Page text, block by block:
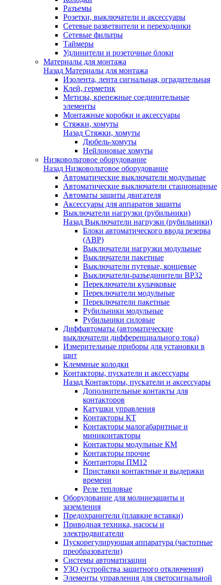
Разъемы
Розетки, выключатели и аксессуары
Сетевые разветвители и переходники
Сетевые фильтры
Таймеры
Удлинители и розеточные блоки
Материалы для монтажа
Назад Материалы для монтажа
Изолента, лента сигнальная, оградительная
Клей, герметик
Метизы, крепежные соединительные
элементы
Монтажные коробки и аксессуары
Стяжки, хомуты
Назад Стяжки, хомуты
Дюбель-хомуты
Нейлоновые хомуты
Низковольтовое оборудование
Назад Низковольтовое оборудование
Автоматические выключатели модульные
Автоматические выключатели стационарные
Автоматы защиты двигателя
Аксессуары для аппаратов защиты
Выключатели нагрузки (рубильники)
Назад Выключатели нагрузки (рубильники)
Блоки автоматического ввода резерва
(АВР)
Выключатели нагрузки модульные
Выключатели пакетные
Выключатели путевые, концевые
Выключатели-разъединители ВР32
Переключатели кулачковые
Переключатели модульные
Переключатели пакетные
Рубильники модульные
Рубильники силовые
Диффавтоматы (автоматические
выключатели дифференциального тока)
Измерительные приборы для установки в
щит
Клеммные колодки
Контакторы, пускатели и аксессуары
Назад Контакторы, пускатели и аксессуары
Дополнительные контакты для
контакторов
Катушки управления
Контакторы КТ
Контакторы малогабаритные и
миниконтакторы
Контакторы модульные КМ
Контакторы прочие
Контанторы ПМ12
Приставки контактные и выдержки
времени
Реле тепловые
Оборудование для молниезащиты и
заземления
Предохранители (плавкие вставки)
Приводная техника, насосы и
электродвигатели
Пускорегулирующая аппаратура (частотные
преобразователи)
Системы автоматизации
УЗО (устройства защитного отключения)
Элементы управления для светосигнальной